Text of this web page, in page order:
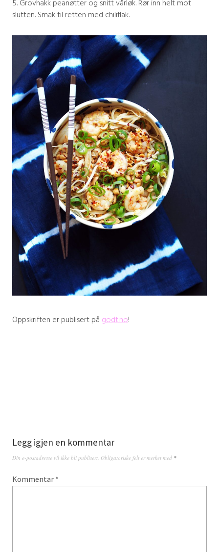
5. Grovhakk peanøtter og snitt vårløk. Rør inn helt mot
slutten. Smak til retten med chiliflak.
Oppskriften er publisert på godt.no!
Legg igjen en kommentar
Din e-postadresse vil ikke bli publisert. Obligatoriske felt er merket med *
Kommentar *